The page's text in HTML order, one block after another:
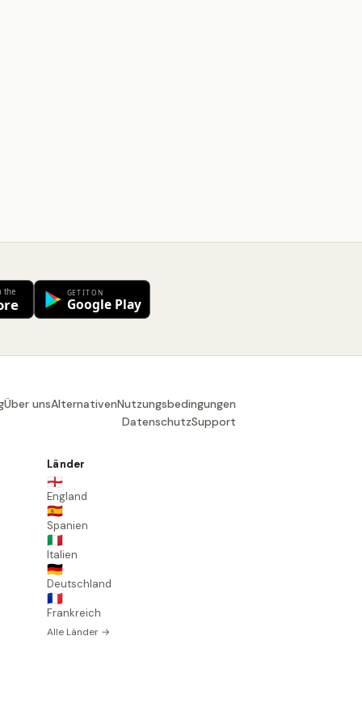
Über unsAlternativenNutzungsbedingungen
DatenschutzSupport
Länder
🏴󠁧󠁢󠁥󠁮󠁧󠁿
England
🇪🇸
Spanien
🇮🇹
Italien
🇩🇪
Deutschland
🇫🇷
Frankreich
Alle Länder →